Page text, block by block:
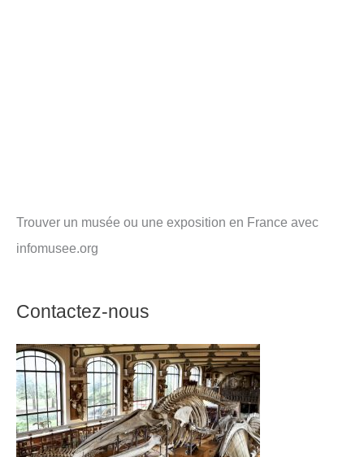
Trouver un musée ou une exposition en France avec
infomusee.org
Contactez-nous